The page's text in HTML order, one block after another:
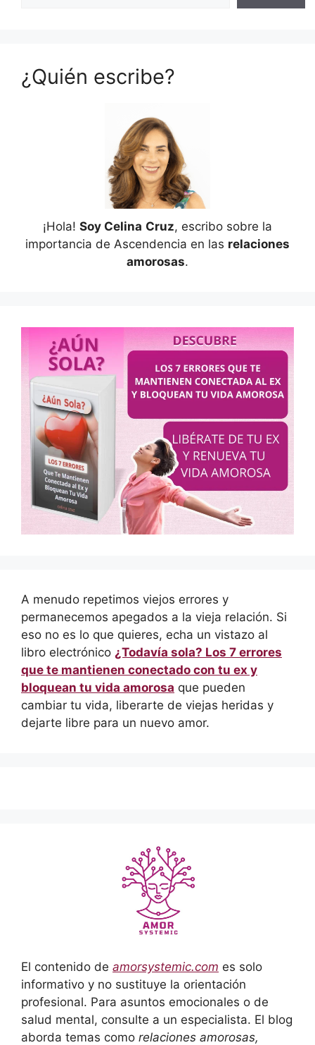
¿Quién escribe?
¡Hola! Soy Celina Cruz, escribo sobre la
importancia de Ascendencia en las relaciones
amorosas.
A menudo repetimos viejos errores y
permanecemos apegados a la vieja relación. Si
eso no es lo que quieres, echa un vistazo al
libro electrónico ¿Todavía sola? Los 7 errores
que te mantienen conectado con tu ex y
bloquean tu vida amorosa que pueden
cambiar tu vida, liberarte de viejas heridas y
dejarte libre para un nuevo amor.
El contenido de amorsystemic.com es solo
informativo y no sustituye la orientación
profesional. Para asuntos emocionales o de
salud mental, consulte a un especialista. El blog
aborda temas como relaciones amorosas,